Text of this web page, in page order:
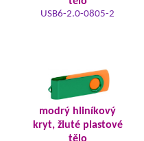
USB6-2.0-0805-2
modrý hliníkový
kryt, žluté plastové